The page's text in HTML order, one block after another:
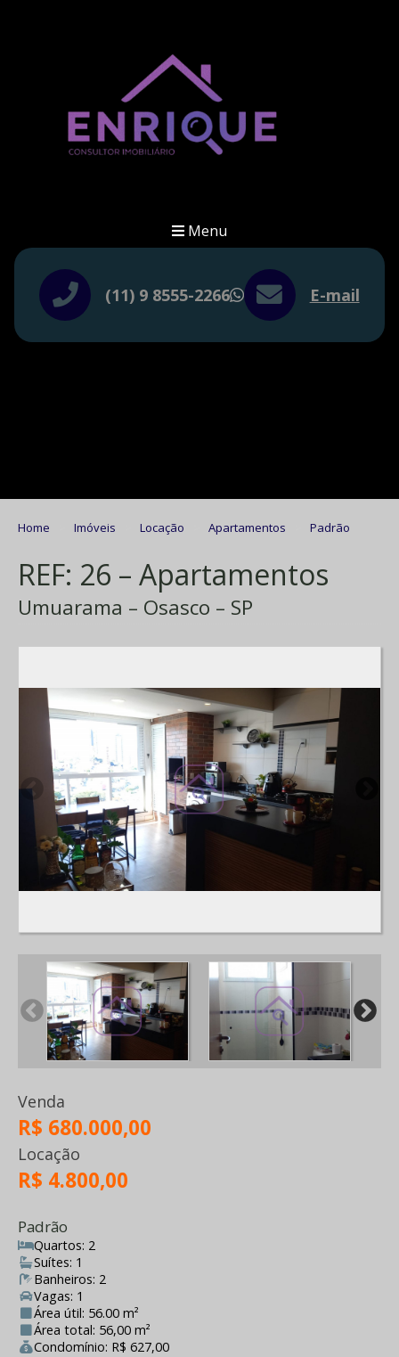
Menu
(11) 9 8555-2266 WhatsApp
E-mail
Home Imóveis Locação Apartamentos Padrão
REF: 26 – Apartamentos
Umuarama – Osasco – SP
Venda
R$ 680.000,00
Locação
R$ 4.800,00
Padrão
Quartos: 2
Suítes: 1
Banheiros: 2
Vagas: 1
Área útil: 56.00 m²
Área total: 56,00 m²
Condomínio: R$ 627,00